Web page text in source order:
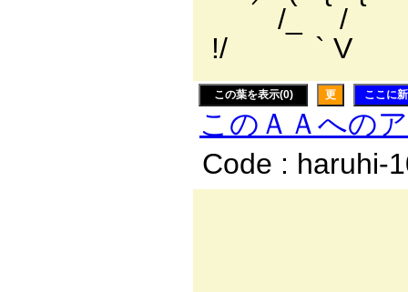
/_ /
!/ ` V
この葉を表示(0) 更 ここに
このＡＡへの
Code : haruhi-